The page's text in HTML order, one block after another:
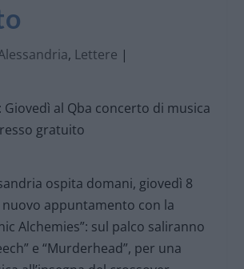
, Lettere |
ospita domani, giovedì 8
appuntamento con la
Alchemies”: sul palco saliranno
e “Murderhead”, per una